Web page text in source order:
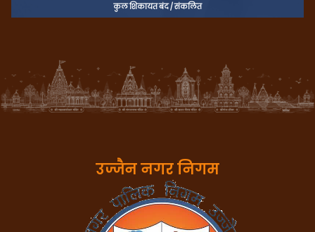
कुल शिकायत बंद / संकलित
उज्जैन नगर निगम